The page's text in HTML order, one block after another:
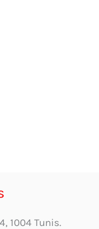
1004 Tunis.